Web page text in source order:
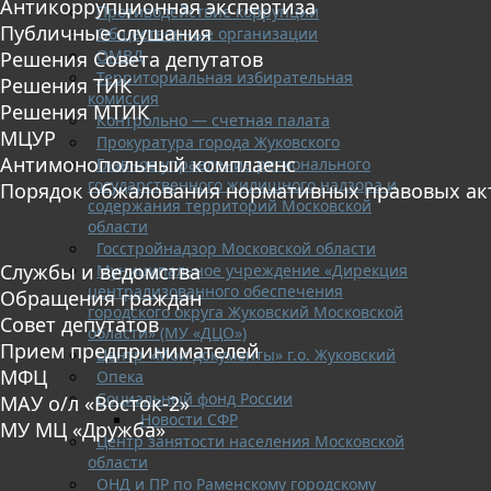
Противодействие коррупции
Общественные организации
ОМВД
Территориальная избирательная
комиссия
Контрольно — счетная палата
Прокуратура города Жуковского
Главное управление регионального
государственного жилищного надзора и
содержания территорий Московской
области
Госстройнадзор Московской области
Муниципальное учреждение «Дирекция
централизованного обеспечения
городского округа Жуковский Московской
области» (МУ «ДЦО»)
Центр «Мои документы» г.о. Жуковский
Опека
Социальный фонд России
Новости СФР
Центр занятости населения Московской
области
ОНД и ПР по Раменскому городскому
Антикоррупционная экспертиза
Публичные слушания
Решения Совета депутатов
Решения ТИК
Решения МТИК
МЦУР
Антимонопольный комплаенс
Порядок обжалования нормативных правовых
Службы и ведомства
Обращения граждан
Совет депутатов
Прием предпринимателей
МФЦ
МАУ о/л «Восток-2»
МУ МЦ «Дружба»